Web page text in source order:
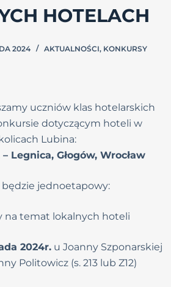
HOTELACH
2024 AKTUALNOŚCI, KONKURSY
uczniów klas hotelarskich
dotyczącym hoteli w
Lubina:
Legnica, Głogów, Wrocław
jednoetapowy:
na temat lokalnych hoteli
2024r. u Joanny Szponarskiej
Politowicz (s. 213 lub Z12)